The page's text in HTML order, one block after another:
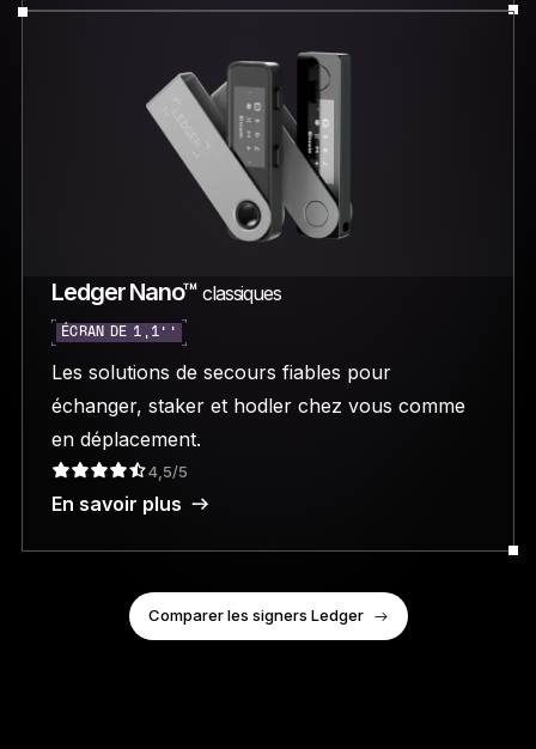
Ledger Nano™ classiques
ÉCRAN DE 1,1’’
Les solutions de secours fiables pour
échanger, staker et hodler chez vous comme
en déplacement.
4,5/5
En savoir plus
Comparer les signers Ledger